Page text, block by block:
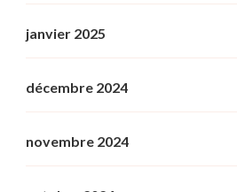
janvier 2025
décembre 2024
novembre 2024